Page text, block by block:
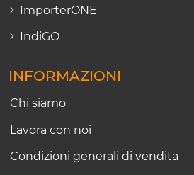
ImporterONE
IndiGO
INFORMAZIONI
Chi siamo
Lavora con noi
Condizioni generali di vendita